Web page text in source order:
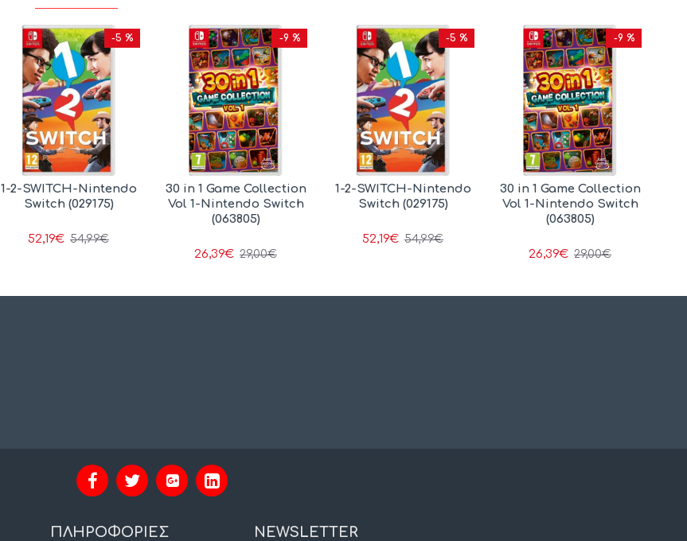
-5 %
1-2-SWITCH-Nintendo
Switch (029175)
52,19€ 54,99€
-9 %
30 in 1 Game Collection
Vol 1-Nintendo Switch
(063805)
26,39€ 29,00€
-5 %
1-2-SWITCH-Nintendo
Switch (029175)
52,19€ 54,99€
-9 %
30 in 1 Game Collection
Vol 1-Nintendo Switch
(063805)
26,39€ 29,00€
ΠΛΗΡΟΦΟΡΙΕΣ NEWSLETTER